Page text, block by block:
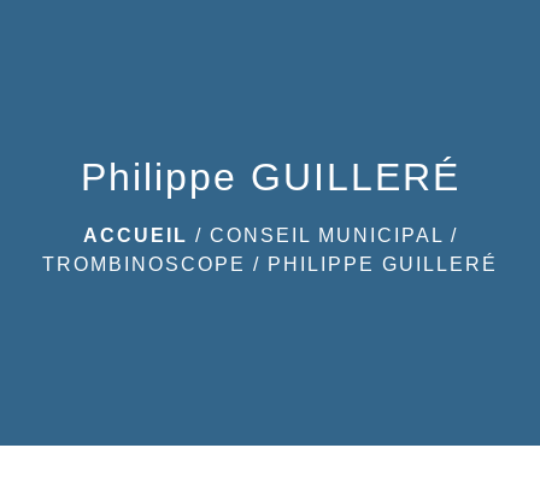
Philippe GUILLERÉ
ACCUEIL / CONSEIL MUNICIPAL /
TROMBINOSCOPE / PHILIPPE GUILLERÉ